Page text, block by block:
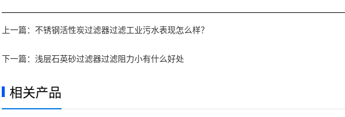
上一篇： 不锈钢活性炭过滤器过滤工业污水表现怎么样？
下一篇： 浅层石英砂过滤器过滤阻力小有什么好处
相关产品